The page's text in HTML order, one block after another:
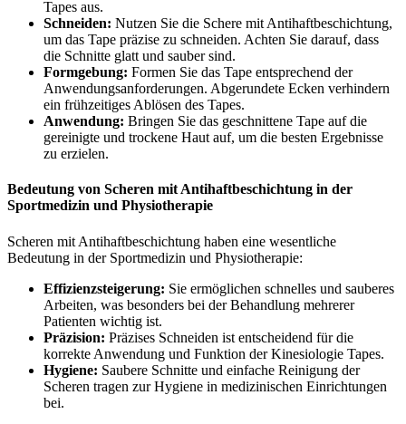
Tapes aus.
Schneiden: Nutzen Sie die Schere mit Antihaftbeschichtung,
um das Tape präzise zu schneiden. Achten Sie darauf, dass
die Schnitte glatt und sauber sind.
Formgebung: Formen Sie das Tape entsprechend der
Anwendungsanforderungen. Abgerundete Ecken verhindern
ein frühzeitiges Ablösen des Tapes.
Anwendung: Bringen Sie das geschnittene Tape auf die
gereinigte und trockene Haut auf, um die besten Ergebnisse
zu erzielen.
Bedeutung von Scheren mit Antihaftbeschichtung in der
Sportmedizin und Physiotherapie
Scheren mit Antihaftbeschichtung haben eine wesentliche
Bedeutung in der Sportmedizin und Physiotherapie:
Effizienzsteigerung: Sie ermöglichen schnelles und sauberes
Arbeiten, was besonders bei der Behandlung mehrerer
Patienten wichtig ist.
Präzision: Präzises Schneiden ist entscheidend für die
korrekte Anwendung und Funktion der Kinesiologie Tapes.
Hygiene: Saubere Schnitte und einfache Reinigung der
Scheren tragen zur Hygiene in medizinischen Einrichtungen
bei.